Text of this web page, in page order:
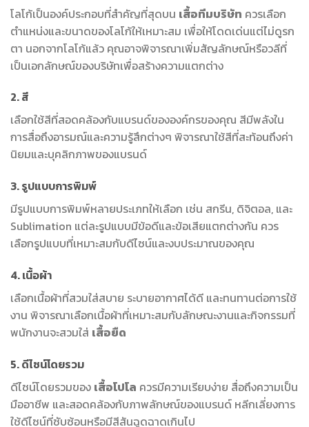
โลโก้เป็นองค์ประกอบที่สำคัญที่สุดบน เสื้อทีมบริษัท ควรเลือก
ตำแหน่งและขนาดของโลโก้ให้เหมาะสม เพื่อให้โดดเด่นแต่ไม่ดูรก
ตา นอกจากโลโก้แล้ว คุณอาจพิจารณาเพิ่มสัญลักษณ์หรือวลีที่
เป็นเอกลักษณ์ของบริษัทเพื่อสร้างความแตกต่าง
2. สี
เลือกใช้สีที่สอดคล้องกับแบรนด์ขององค์กรของคุณ สีมีพลังใน
การสื่อถึงอารมณ์และความรู้สึกต่างๆ พิจารณาใช้สีที่สะท้อนถึงค่า
นิยมและบุคลิกภาพของแบรนด์
3. รูปแบบการพิมพ์
มีรูปแบบการพิมพ์หลายประเภทให้เลือก เช่น สกรีน, ดิจิตอล, และ
Sublimation แต่ละรูปแบบมีข้อดีและข้อเสียแตกต่างกัน ควร
เลือกรูปแบบที่เหมาะสมกับดีไซน์และงบประมาณของคุณ
4. เนื้อผ้า
เลือกเนื้อผ้าที่สวมใส่สบาย ระบายอากาศได้ดี และทนทานต่อการใช้
งาน พิจารณาเลือกเนื้อผ้าที่เหมาะสมกับลักษณะงานและกิจกรรมที่
พนักงานจะสวมใส่ เสื้อยืด
5. ดีไซน์โดยรวม
ดีไซน์โดยรวมของ เสื้อโปโล ควรมีความเรียบง่าย สื่อถึงความเป็น
มืออาชีพ และสอดคล้องกับภาพลักษณ์ของแบรนด์ หลีกเลี่ยงการ
ใช้ดีไซน์ที่ซับซ้อนหรือมีสีสันฉูดฉาดเกินไป